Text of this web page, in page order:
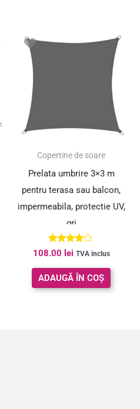
Copertine de soare
Prelata umbrire 3×3 m
pentru terasa sau balcon,
impermeabila, protectie UV,
gri
Evaluat la
4.00
din 5
108.00 lei TVA inclus
ADAUGĂ ÎN COȘ